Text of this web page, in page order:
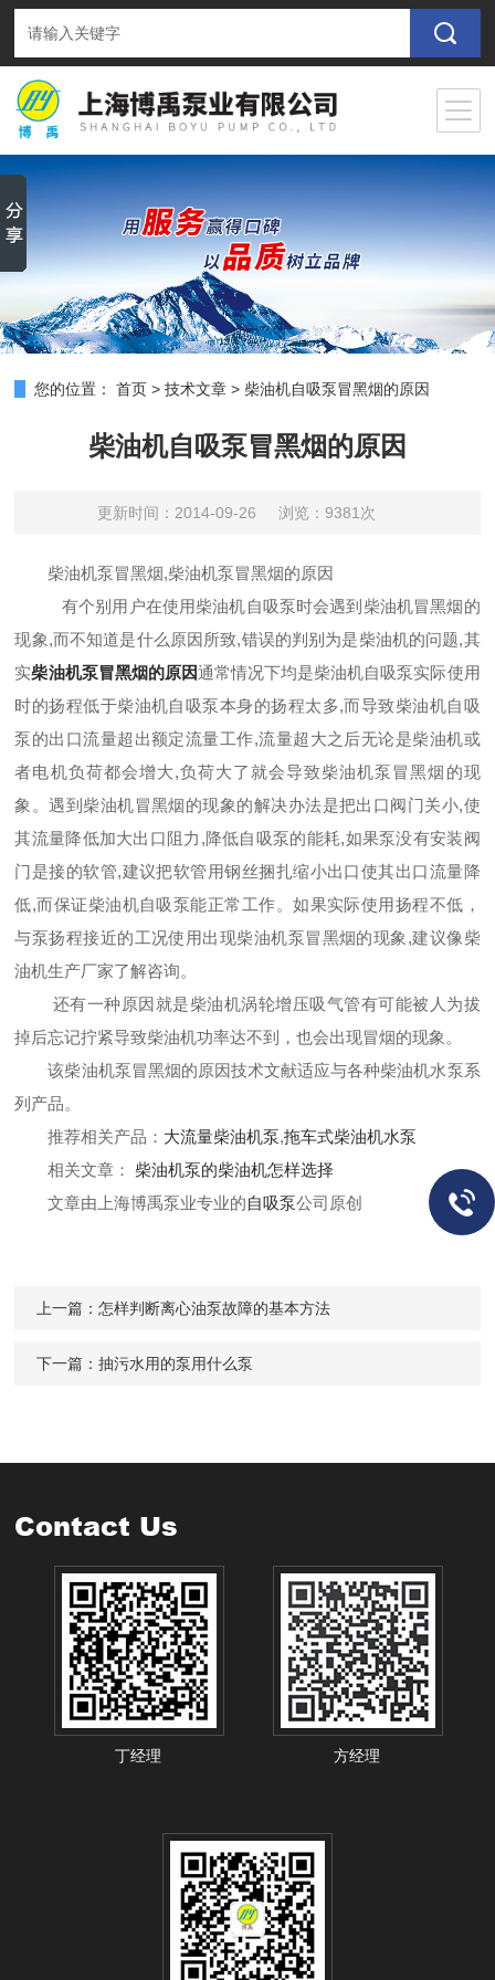
您的位置： 首页 >技术文章 > 柴油机自吸泵冒黑烟的原因
柴油机自吸泵冒黑烟的原因
更新时间：2014-09-26 浏览：9381次
柴油机泵冒黑烟,柴油机泵冒黑烟的原因
有个别用户在使用柴油机自吸泵时会遇到柴油机冒黑烟的
现象,而不知道是什么原因所致,错误的判别为是柴油机的问题,其
实柴油机泵冒黑烟的原因通常情况下均是柴油机自吸泵实际使用
时的扬程低于柴油机自吸泵本身的扬程太多,而导致柴油机自吸
泵的出口流量超出额定流量工作,流量超大之后无论是柴油机或
者电机负荷都会增大,负荷大了就会导致柴油机泵冒黑烟的现
象。遇到柴油机冒黑烟的现象的解决办法是把出口阀门关小,使
其流量降低加大出口阻力,降低自吸泵的能耗,如果泵没有安装阀
门是接的软管,建议把软管用钢丝捆扎缩小出口使其出口流量降
低,而保证柴油机自吸泵能正常工作。如果实际使用扬程不低，
与泵扬程接近的工况使用出现柴油机泵冒黑烟的现象,建议像柴
油机生产厂家了解咨询。
还有一种原因就是柴油机涡轮增压吸气管有可能被人为拔
掉后忘记拧紧导致柴油机功率达不到，也会出现冒烟的现象。
该柴油机泵冒黑烟的原因技术文献适应与各种柴油机水泵系
列产品。
推荐相关产品： 大流量柴油机泵,拖车式柴油机水泵
相关文章：
柴油机泵的柴油机怎样选择
文章由上海博禹泵业专业的自吸泵公司原创
上一篇：怎样判断离心油泵故障的基本方法
下一篇：抽污水用的泵用什么泵
Contact Us
丁经理 方经理